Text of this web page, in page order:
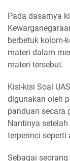
Pada dasarnya
berbetuk kolom-
materi dalam
materi tersebut.
Kisi-kisi Soal
digunakan oleh
panduan secara
Nantinya
terperinci seperti
Sebagai